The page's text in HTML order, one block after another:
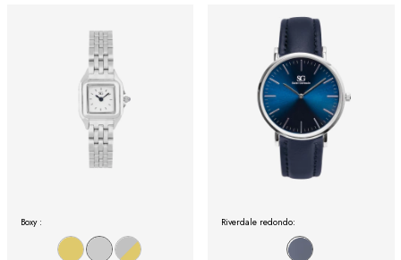
Boxy : Riverdale redondo: